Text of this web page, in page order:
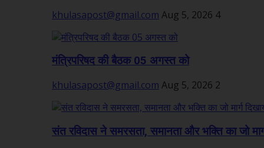
khulasapost@gmail.com Aug 5, 2026 4
मंत्रिपरिषद की बैठक 05 अगस्त को
khulasapost@gmail.com Aug 5, 2026 2
संत रविदास ने समरसता, समानता और भक्ति का जो